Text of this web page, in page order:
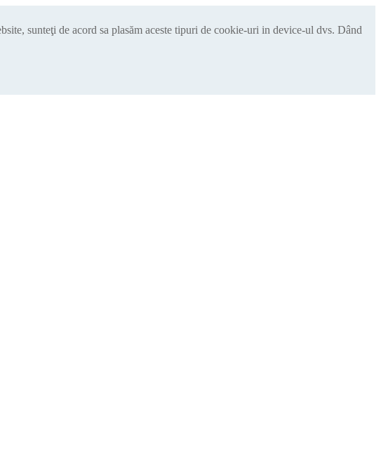
sunteţi de acord sa plasăm aceste tipuri de cookie-uri in device-ul dvs. Dând